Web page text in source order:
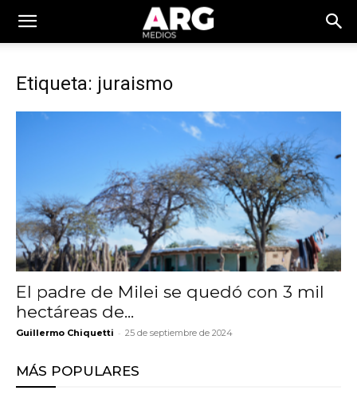
Etiqueta: juraismo
El padre de Milei se quedó con 3 mil
hectáreas de...
Guillermo Chiquetti - 25 de septiembre de 2024
MÁS POPULARES